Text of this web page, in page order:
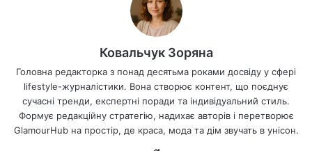
Ковальчук Зоряна
Головна редакторка з понад десятьма роками досвіду у сфері
lifestyle-журналістики. Вона створює контент, що поєднує
сучасні тренди, експертні поради та індивідуальний стиль.
Формує редакційну стратегію, надихає авторів і перетворює
GlamourHub на простір, де краса, мода та дім звучать в унісон.